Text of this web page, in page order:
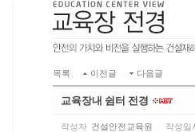
목록 이전글 다음글
교육장내 쉼터 전경
작성자 건설안전교육원 작성일